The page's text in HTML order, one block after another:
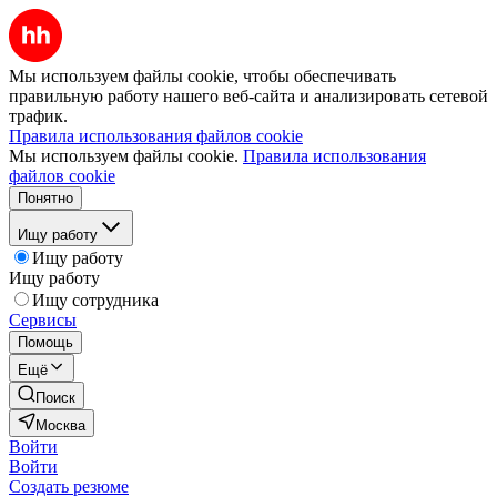
Мы используем файлы cookie, чтобы обеспечивать
правильную работу нашего веб-сайта и анализировать сетевой
трафик.
Правила использования файлов cookie
Мы используем файлы cookie. Правила использования
файлов cookie
Понятно
Ищу работу
Ищу работу
Ищу работу
Ищу сотрудника
Сервисы
Помощь
Ещё
Поиск
Москва
Войти
Войти
Создать резюме